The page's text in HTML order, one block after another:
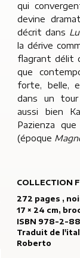
devine
décrit dans
la dérive
flagrant délit
que
forte, belle,
dans un
aussi bien
Pazienza
(époque
COLLECTION
272 pages ,
17 × 24 cm,
ISBN 978-2-
Traduit de
Roberto